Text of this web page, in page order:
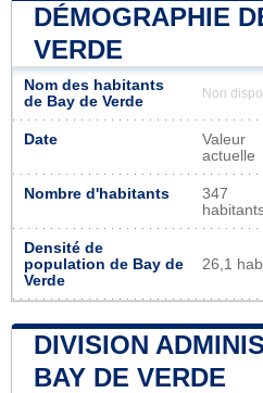
DÉMOGRAPHIE
VERDE
Nom des habitants
de Bay de Verde
Non
Date
Valeur
actuelle
Nombre d'habitants
347
Densité de
population de Bay de
Verde
26,1
DIVISION
BAY DE VERDE